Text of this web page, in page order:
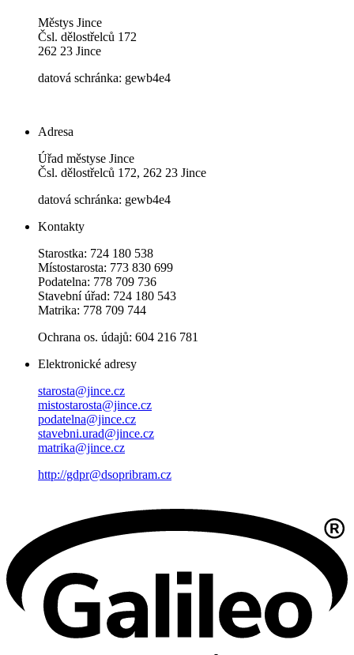
Městys Jince
Čsl. dělostřelců 172
262 23 Jince
datová schránka: gewb4e4
Adresa
Úřad městyse Jince
Čsl. dělostřelců 172, 262 23 Jince
datová schránka: gewb4e4
Kontakty
Starostka: 724 180 538
Místostarosta: 773 830 699
Podatelna: 778 709 736
Stavební úřad: 724 180 543
Matrika: 778 709 744
Ochrana os. údajů: 604 216 781
Elektronické adresy
starosta@jince.cz
mistostarosta@jince.cz
podatelna@jince.cz
stavebni.urad@jince.cz
matrika@jince.cz
http://gdpr@dsopribram.cz